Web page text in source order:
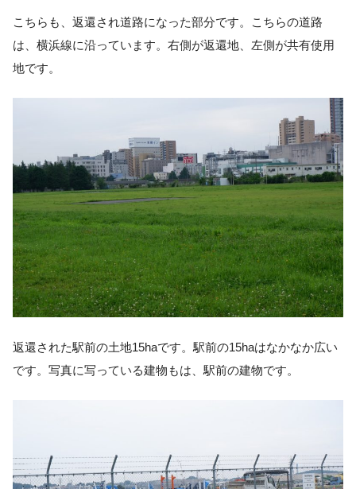
こちらも、返還され道路になった部分です。こちらの道路
は、横浜線に沿っています。右側が返還地、左側が共有使用
地です。
返還された駅前の土地15haです。駅前の15haはなかなか広い
です。写真に写っている建物もは、駅前の建物です。